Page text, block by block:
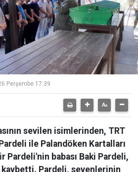
Perşembe 17:39
sevilen isimlerinden, TRT
ile Palandöken Kartalları
Pardeli'nin babası Baki Pardeli,
kaybetti. Pardeli, sevenlerinin